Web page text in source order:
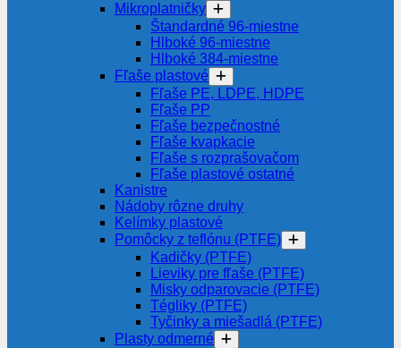
Mikroplatničky
Štandardné 96-miestne
Hlboké 96-miestne
Hlboké 384-miestne
Fľaše plastové
Fľaše PE, LDPE, HDPE
Fľaše PP
Fľaše bezpečnostné
Fľaše kvapkacie
Fľaše s rozprašovačom
Fľaše plastové ostatné
Kanistre
Nádoby rôzne druhy
Kelímky plastové
Pomôcky z teflónu (PTFE)
Kadičky (PTFE)
Lieviky pre fľaše (PTFE)
Misky odparovacie (PTFE)
Tégliky (PTFE)
Tyčinky a miešadlá (PTFE)
Plasty odmerné